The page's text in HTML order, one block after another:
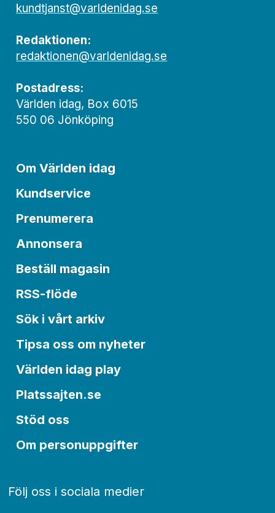
kundtjanst@varldenidag.se
Redaktionen:
redaktionen@varldenidag.se
Postadress:
Världen idag, Box 6015
550 06 Jönköping
Om Världen idag
Kundservice
Prenumerera
Annonsera
Beställ magasin
RSS-flöde
Sök i vårt arkiv
Tipsa oss om nyheter
Världen idag play
Platssajten.se
Stöd oss
Om personuppgifter
Följ oss i sociala medier